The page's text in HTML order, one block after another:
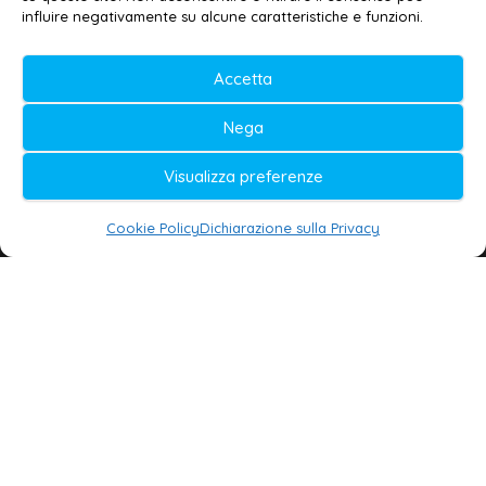
influire negativamente su alcune caratteristiche e funzioni.
Accetta
Nega
Visualizza preferenze
Cookie PolicyDichiarazione sulla Privacy
© 2020-2026 | Galatina24 ®
Testata iscritta al n. 11/2020 Registro della
Stampa Tribunale di Lecce
Editore e direttore responsabile:
Daniele G. Masciullo